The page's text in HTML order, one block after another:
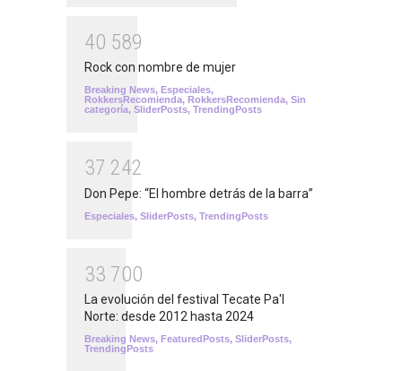
40 589
Rock con nombre de mujer
Breaking News, Especiales,
RokkersRecomienda, RokkersRecomienda, Sin
categoría, SliderPosts, TrendingPosts
37 242
Don Pepe: “El hombre detrás de la barra”
Especiales, SliderPosts, TrendingPosts
33 700
La evolución del festival Tecate Pa'l
Norte: desde 2012 hasta 2024
Breaking News, FeaturedPosts, SliderPosts,
TrendingPosts